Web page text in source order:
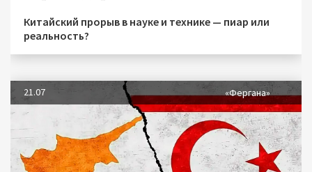
Китайский прорыв в науке и технике — пиар или
реальность?
21.07 «Фергана»